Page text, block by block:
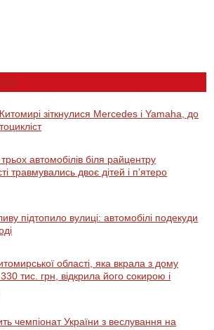
зіткнулися Mercedes і Yamaha, до
автомобілів біля райцентру
травмувались двоє дітей і пʼятеро
підтопило вулиці: автомобілі подекуди
області, яка вкрала з дому
тис. грн, відкрила його сокирою і
чемпіонат України з веслування на